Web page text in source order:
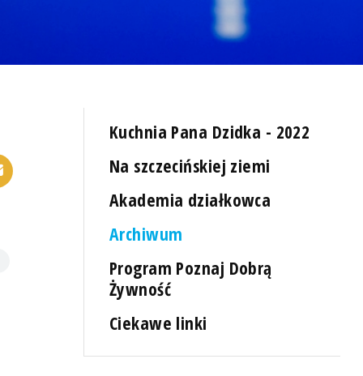
Kuchnia Pana Dzidka - 2022
Na szczecińskiej ziemi
Akademia działkowca
Archiwum
Program Poznaj Dobrą
Żywność
Ciekawe linki